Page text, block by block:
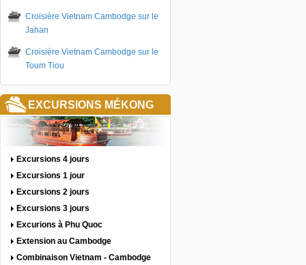
Croisière Vietnam Cambodge sur le
Jahan
Croisière Vietnam Cambodge sur le
Toum Tiou
EXCURSIONS MÉKONG
Excursions 4 jours
Excursions 1 jour
Excursions 2 jours
Excursions 3 jours
Excurions à Phu Quoc
Extension au Cambodge
Combinaison Vietnam - Cambodge